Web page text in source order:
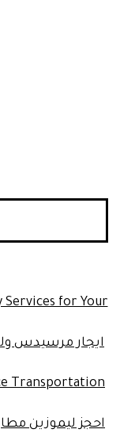
for Your
ايجار مرسيدس